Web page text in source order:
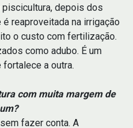
piscicultura, depois dos
reaproveitada na irrigação
o custo com fertilização.
como adubo. É um
a outra.
com muita margem de
fazer conta. A